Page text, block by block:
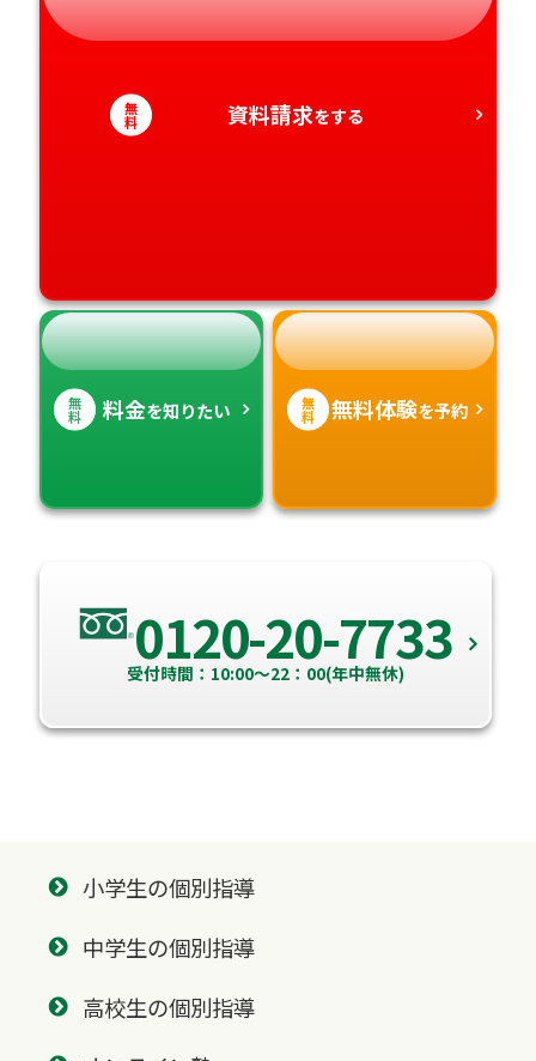
静岡県
和歌山県
徳島県
大分県
無
料 資料請求をする
無
料 料金を知りたい 無
料 無料体験を予約
0120-20-7733
受付時間：10:00～22：00(年中無休)
小学生の個別指導
中学生の個別指導
高校生の個別指導